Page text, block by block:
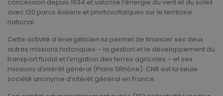
concession depuis 1934 et valorise l’énergie du vent et du soleil
avec 120 parcs éoliens et photovoltaïques sur le territoire
national.
Cette activité d’énergéticien lui permet de financer ses deux
autres missions historiques – la gestion et le développement du
transport fluvial et l’irrigation des terres agricoles – et ses
missions d’intérêt général (Plans 5Rhône). CNR est la seule
société anonyme d’intérêt général en France.